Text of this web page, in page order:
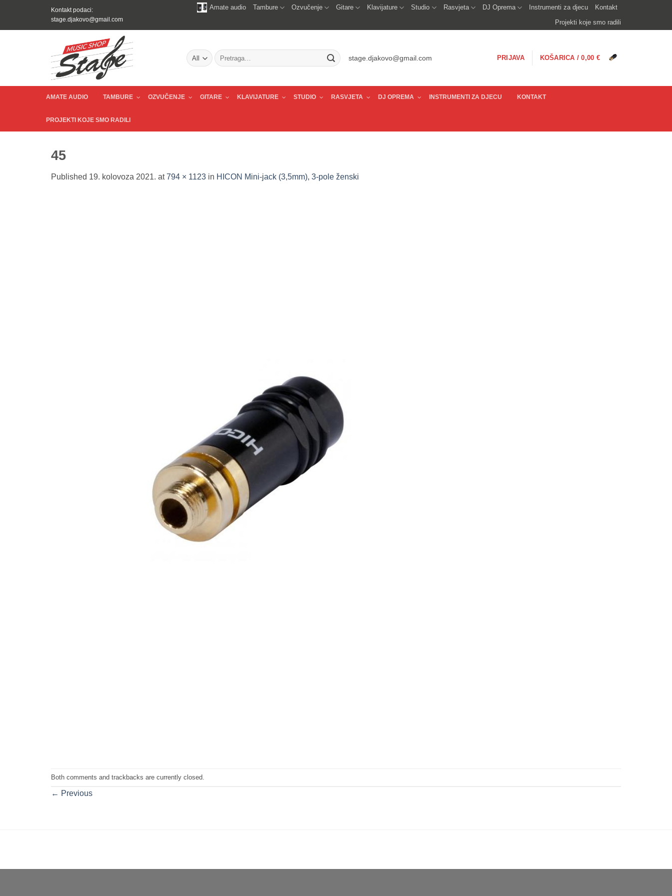
content
Kontakt podaci:
stage.djakovo@gmail.com
Amate audio Tambure Ozvučenje Gitare Klavijature Studio Rasvjeta DJ Oprema Instrumenti za djecu
Kontakt
Projekti koje smo radili
Pretraži:
stage.djakovo@gmail.com PRIJAVA KOŠARICA /0,00 €
AMATE AUDIO TAMBURE OZVUČENJE GITARE KLAVIJATURE STUDIO RASVJETA DJ OPREMA INSTRUMENTI ZA DJECU KONTAKT
PROJEKTI KOJE SMO RADILI
45
Published 19. kolovoza 2021. at794 × 1123 in HICON Mini-jack (3,5mm), 3-pole ženski
Both comments and trackbacks are currently closed.
← Previous